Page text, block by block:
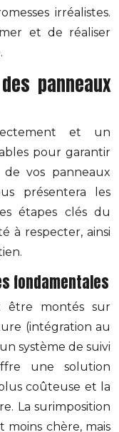
irréalistes.
et de réaliser
panneaux
et un
pour garantir
vos panneaux
présentera les
étapes clés du
à respecter, ainsi
fondamentales
être montés sur
(intégration au
système de suivi
une solution
coûteuse et la
La surimposition
chère, mais